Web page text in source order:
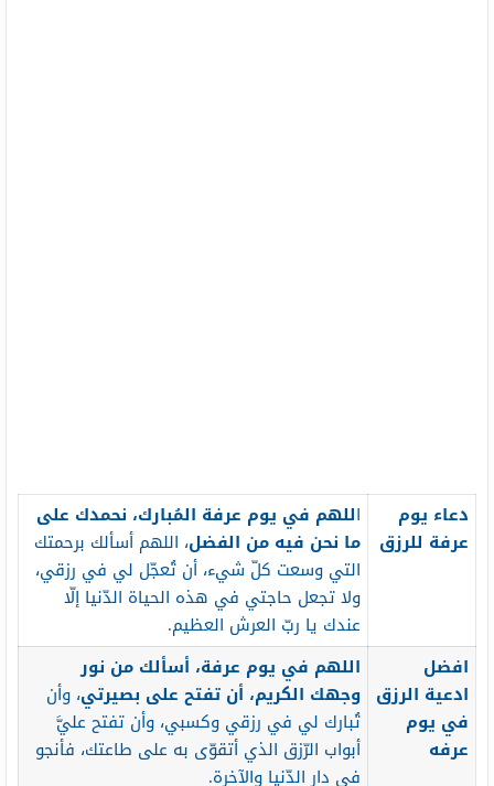
دعاء يوم
عرفة للرزق
اللهم في يوم عرفة المُبارك، نحمدك على
ما نحن فيه من الفضل، اللهم أسألك برحمتك
التي وسعت كلّ شيء، أن تُعجّل لي في رزقي،
ولا تجعل حاجتي في هذه الحياة الدّنيا إلّا
عندك يا ربّ العرش العظيم.
افضل
ادعية الرزق
في يوم
عرفه
اللهم في يوم عرفة، أسألك من نور
وجهك الكريم، أن تفتح على بصيرتي، وأن
تُبارك لي في رزقي وكسبي، وأن تفتح عليَّ
أبواب الرّزق الذي أتقوّى به على طاعتك، فأنجو
في دار الدّنيا والآخرة.